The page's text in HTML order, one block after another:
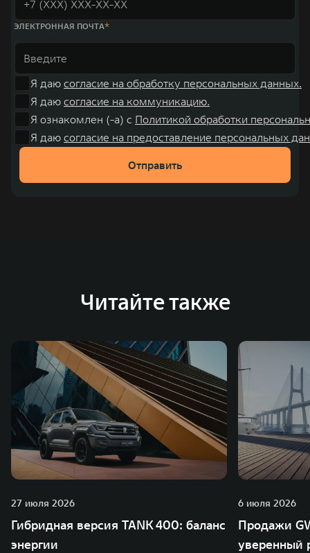
ЭЛЕКТРОННАЯ ПОЧТА
Я даю согласие на обработку персональных данных.
Я даю согласие на коммуникацию.
Я ознакомлен (-а) с Политикой обработки
Я даю согласие на предоставление персональных
Отправить
Читайте также
27 июля 2026
Гибридная версия TANK 400: баланс
энергии
6 июля 2026
Продажи
уверенный